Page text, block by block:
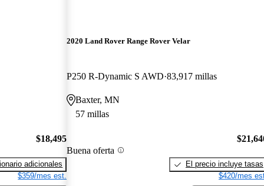
$18,495
adicionales
$359/mes est.
2020 Land Rover Range Rover Velar
P250 R-Dynamic S AWD 83,917 millas
Baxter, MN
57 millas
Buena oferta
El precio incluye tasas
$420/mes